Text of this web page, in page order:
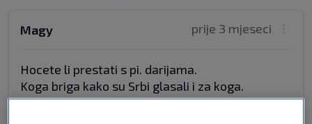
prije 3 mjeseci
Magy
Hocete li prestati s pi. darijama.
Koga briga kako su Srbi glasali i za koga.
Dali ste im najveći broj bodova nezasluženo,